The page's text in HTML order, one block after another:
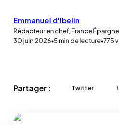
Emmanuel d'Ibelin
Rédacteur en chef, France Épargne
30 juin 2026•5min de lecture•775
Partager : Twitter